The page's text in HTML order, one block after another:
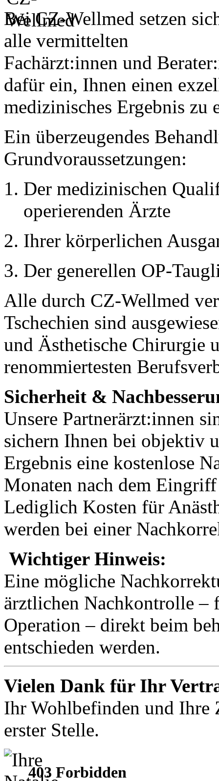
Bei CZ-Wellmed setzen
alle vermittelten
Fachärzt:innen und
dafür ein, Ihnen einen
medizinisches Ergebnis zu
Ein überzeugendes
Grundvoraussetzungen:
Der medizinischen
operierenden Ärzte
Ihrer körperlichen
Der generellen OP-
Alle durch CZ-Wellmed
Tschechien sind
und Ästhetische Chirurgie
renommiertesten
Sicherheit &
Unsere Partnerärzt:innen
sichern Ihnen bei objektiv
Ergebnis eine kostenlose
Monaten nach dem
Lediglich Kosten für
werden bei einer
Wichtiger Hinweis:
Eine mögliche
ärztlichen Nachkontrolle –
Operation – direkt beim
entschieden werden.
Vielen Dank für Ihr
Ihr Wohlbefinden und Ihre
erster Stelle.